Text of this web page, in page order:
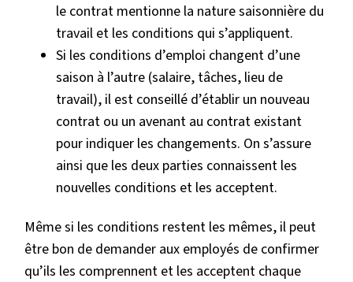
le contrat mentionne la nature saisonnière du
travail et les conditions qui s’appliquent.
Si les conditions d’emploi changent d’une
saison à l’autre (salaire, tâches, lieu de
travail), il est conseillé d’établir un nouveau
contrat ou un avenant au contrat existant
pour indiquer les changements. On s’assure
ainsi que les deux parties connaissent les
nouvelles conditions et les acceptent.
Même si les conditions restent les mêmes, il peut
être bon de demander aux employés de confirmer
qu’ils les comprennent et les acceptent chaque